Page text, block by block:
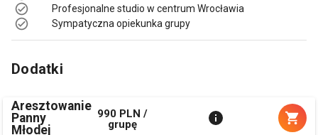
Profesjonalne studio w centrum Wrocławia
Sympatyczna opiekunka grupy
Dodatki
Aresztowanie
Panny
Młodej
990 PLN /
grupę